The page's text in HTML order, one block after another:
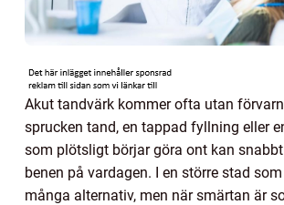
Akut tandvärk kommer ofta utan
sprucken tand, en tappad fyllning eller
som plötsligt börjar göra ont kan
benen på vardagen. I en större stad
många alternativ, men när smärtan är